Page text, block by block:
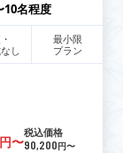
10名程度
し
最小限
プラン
円〜
税込価格
90,200円〜